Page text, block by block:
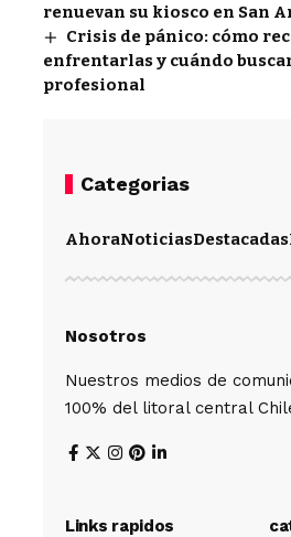
renuevan su kiosco en San
Crisis de pánico: cómo
enfrentarlas y cuándo
profesional
Categorias
AhoraNoticiasDestacadas
Nosotros
Nuestros medios de
100% del litoral central
Links rapidos